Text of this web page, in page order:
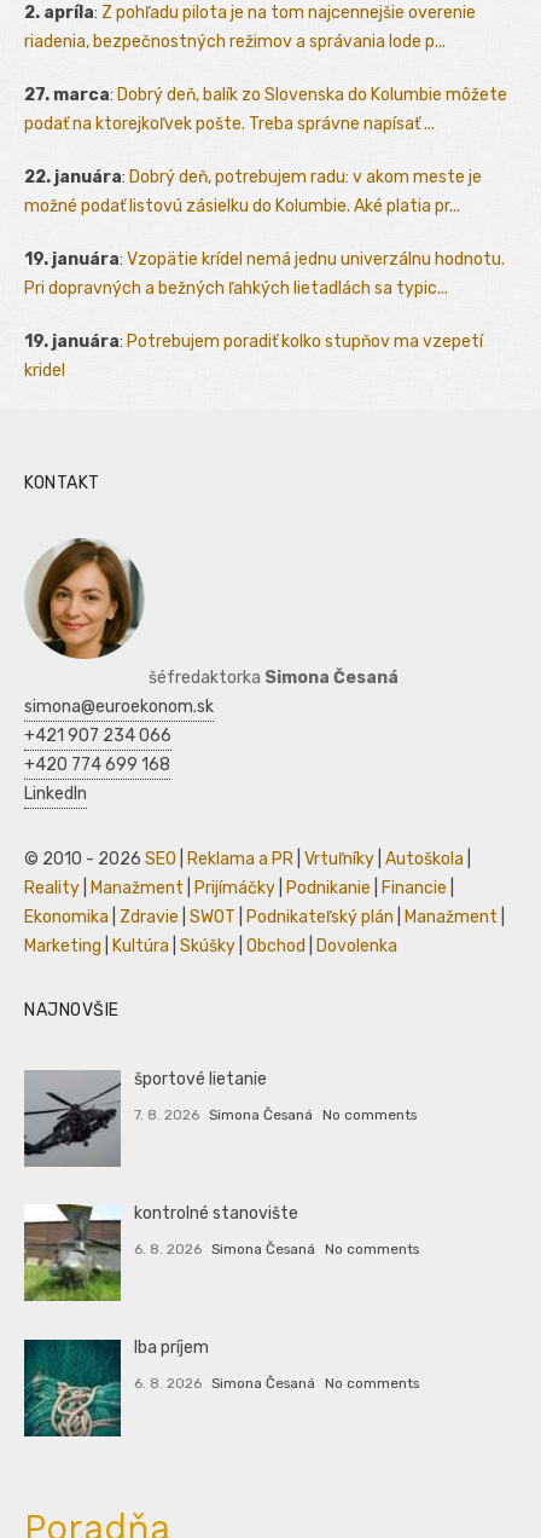
2. apríla: Z pohľadu pilota je na tom najcennejšie overenie
riadenia, bezpečnostných režimov a správania lode p...
27. marca: Dobrý deň, balík zo Slovenska do Kolumbie môžete
podať na ktorejkoľvek pošte. Treba správne napísať ...
22. januára: Dobrý deň, potrebujem radu: v akom meste je
možné podať listovú zásielku do Kolumbie. Aké platia pr...
19. januára: Vzopätie krídel nemá jednu univerzálnu hodnotu.
Pri dopravných a bežných ľahkých lietadlách sa typic...
19. januára: Potrebujem poradiť kolko stupňov ma vzepetí
kridel
KONTAKT
šéfredaktorka Simona Česaná
simona@euroekonom.sk
+421 907 234 066
+420 774 699 168
LinkedIn
© 2010 - 2026 SEO Reklama a PR Vrtuľníky Autoškola
Reality
Manažment Prijímáčky Podnikanie Financie
Ekonomika
Zdravie SWOT Podnikateľský plán Manažment
Marketing
Kultúra Skúšky Obchod Dovolenka
NAJNOVŠIE
športové lietanie
7. 8. 2026 Simona Česaná No comments
kontrolné stanovište
6. 8. 2026 Simona Česaná No comments
Iba príjem
6. 8. 2026 Simona Česaná No comments
Poradňa